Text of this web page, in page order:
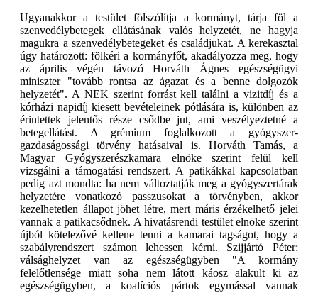
Ugyanakkor a testület fölszólítja a kormányt, tárja föl a
szenvedélybetegek ellátásának valós helyzetét, ne hagyja
magukra a szenvedélybetegeket és családjukat. A kerekasztal
úgy határozott: fölkéri a kormányfőt, akadályozza meg, hogy
az április végén távozó Horváth Ágnes egészségügyi
miniszter "tovább rontsa az ágazat és a benne dolgozók
helyzetét". A NEK szerint forrást kell találni a vizitdíj és a
kórházi napidíj kiesett bevételeinek pótlására is, különben az
érintettek jelentős része csődbe jut, ami veszélyeztetné a
betegellátást. A grémium foglalkozott a gyógyszer-
gazdaságossági törvény hatásaival is. Horváth Tamás, a
Magyar Gyógyszerészkamara elnöke szerint felül kell
vizsgálni a támogatási rendszert. A patikákkal kapcsolatban
pedig azt mondta: ha nem változtatják meg a gyógyszertárak
helyzetére vonatkozó passzusokat a törvényben, akkor
kezelhetetlen állapot jöhet létre, mert máris érzékelhető jelei
vannak a patikacsődnek. A hivatásrendi testület elnöke szerint
újból kötelezővé kellene tenni a kamarai tagságot, hogy a
szabályrendszert számon lehessen kérni. Szijjártó Péter:
válsághelyzet van az egészségügyben "A kormány
felelőtlensége miatt soha nem látott káosz alakult ki az
egészségügyben, a koalíciós pártok egymással vannak